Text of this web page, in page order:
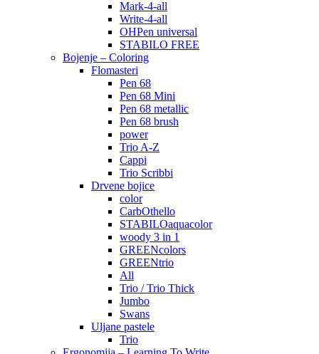
Mark-4-all
Write-4-all
OHPen universal
STABILO FREE
Bojenje – Coloring
Flomasteri
Pen 68
Pen 68 Mini
Pen 68 metallic
Pen 68 brush
power
Trio A-Z
Cappi
Trio Scribbi
Drvene bojice
color
CarbOthello
STABILOaquacolor
woody 3 in 1
GREENcolors
GREENtrio
All
Trio / Trio Thick
Jumbo
Swans
Uljane pastele
Trio